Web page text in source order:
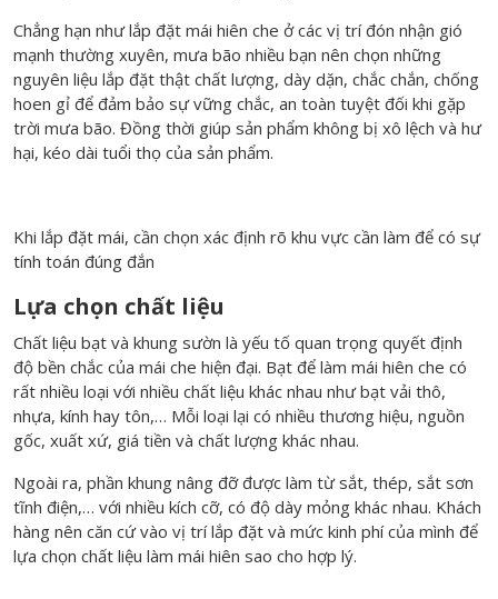
Chẳng hạn như lắp đặt mái hiên che ở các vị trí đón nhận gió
mạnh thường xuyên, mưa bão nhiều bạn nên chọn những
nguyên liệu lắp đặt thật chất lượng, dày dặn, chắc chắn, chống
hoen gỉ để đảm bảo sự vững chắc, an toàn tuyệt đối khi gặp
trời mưa bão. Đồng thời giúp sản phẩm không bị xô lệch và hư
hại, kéo dài tuổi thọ của sản phẩm.
Khi lắp đặt mái, cần chọn xác định rõ khu vực cần làm để có sự
tính toán đúng đắn
Lựa chọn chất liệu
Chất liệu bạt và khung sườn là yếu tố quan trọng quyết định
độ bền chắc của mái che hiện đại. Bạt để làm mái hiên che có
rất nhiều loại với nhiều chất liệu khác nhau như bạt vải thô,
nhựa, kính hay tôn,… Mỗi loại lại có nhiều thương hiệu, nguồn
gốc, xuất xứ, giá tiền và chất lượng khác nhau.
Ngoài ra, phần khung nâng đỡ được làm từ sắt, thép, sắt sơn
tĩnh điện,… với nhiều kích cỡ, có độ dày mỏng khác nhau. Khách
hàng nên căn cứ vào vị trí lắp đặt và mức kinh phí của mình để
lựa chọn chất liệu làm mái hiên sao cho hợp lý.